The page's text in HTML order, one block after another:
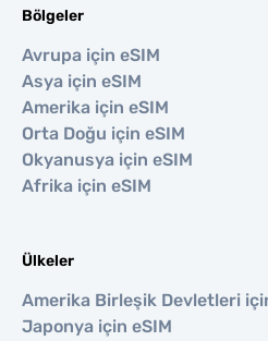
Bölgeler
Avrupa için eSIM
Asya için eSIM
Amerika için eSIM
Orta Doğu için eSIM
Okyanusya için eSIM
Afrika için eSIM
Ülkeler
Amerika Birleşik Devletleri
Japonya için eSIM